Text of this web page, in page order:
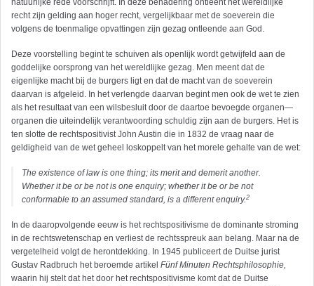
natuurlijke rede voorschrijft. In deze benadering ontleent het wereldlijke
recht zijn gelding aan hoger recht, vergelijkbaar met de soeverein die
volgens de toenmalige opvattingen zijn gezag ontleende aan God.
Deze voorstelling begint te schuiven als openlijk wordt getwijfeld aan de
goddelijke oorsprong van het wereldlijke gezag. Men meent dat de
eigenlijke macht bij de burgers ligt en dat de macht van de soeverein
daarvan is afgeleid. In het verlengde daarvan begint men ook de wet te zien
als het resultaat van een wilsbesluit door de daartoe bevoegde organen—
organen die uiteindelijk verantwoording schuldig zijn aan de burgers. Het is
ten slotte de rechtspositivist John Austin die in 1832 de vraag naar de
geldigheid van de wet geheel loskoppelt van het morele gehalte van de wet:
The existence of law is one thing; its merit and demerit another.
Whether it be or be not is one enquiry; whether it be or be not
conformable to an assumed standard, is a different enquiry.2
In de daaropvolgende eeuw is het rechtspositivisme de dominante stroming
in de rechtswetenschap en verliest de rechtsspreuk aan belang. Maar na de
vergetelheid volgt de herontdekking. In 1945 publiceert de Duitse jurist
Gustav Radbruch het beroemde artikel Fünf Minuten Rechtsphilosophie,
waarin hij stelt dat het door het rechtspositivisme komt dat de Duitse